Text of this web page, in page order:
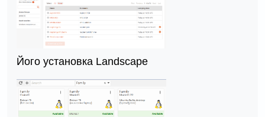
Його установка Landscape